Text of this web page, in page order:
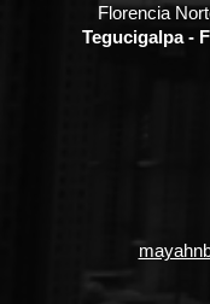
Florencia
Tegucigalpa -